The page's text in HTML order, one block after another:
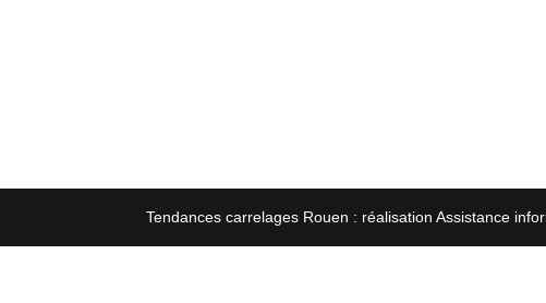
Tendances carrelages Rouen : réalisation Assistance